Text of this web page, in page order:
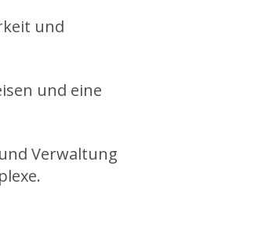
und
und eine
Verwaltung